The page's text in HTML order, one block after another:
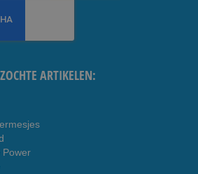
ARTIKELEN:
Power